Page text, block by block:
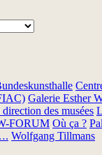
Galerie Esther
des musées
FORUM Où ça ?
Wolfgang Tillmans